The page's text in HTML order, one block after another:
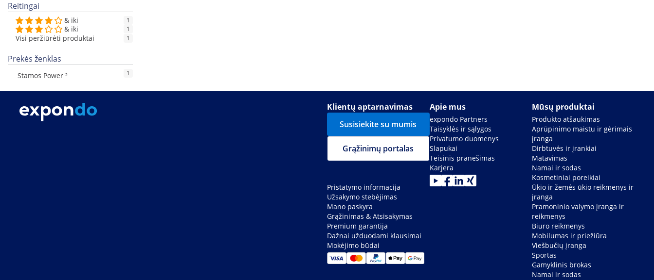
Reitingai
& iki 1
& iki 1
Visi peržiūrėti produktai 1
Prekės ženklas
Stamos Power ² 1
Klientų aptarnavimas
Susisiekite su mumis
Grąžinimų portalas
Pristatymo informacija
Užsakymo stebėjimas
Mano paskyra
Grąžinimas & Atsisakymas
Premium garantija
Dažnai užduodami klausimai
Mokėjimo būdai
Apie mus
expondo Partners
Taisyklės ir sąlygos
Privatumo duomenys
Slapukai
Teisinis pranešimas
Karjera
Mūsų produktai
Produkto atšaukimas
Aprūpinimo maistu ir gėrimais
įranga
Dirbtuvės ir įrankiai
Matavimas
Namai ir sodas
Kosmetiniai poreikiai
Ūkio ir žemės ūkio reikmenys ir
įranga
Pramoninio valymo įranga ir
reikmenys
Biuro reikmenys
Mobilumas ir priežiūra
Viešbučių įranga
Sportas
Gamyklinis brokas
Namai ir sodas